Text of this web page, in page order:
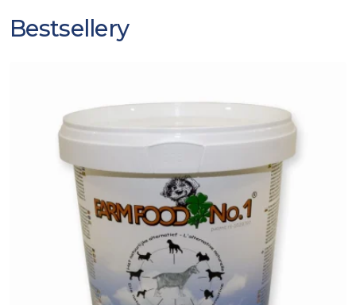
Bestsellery